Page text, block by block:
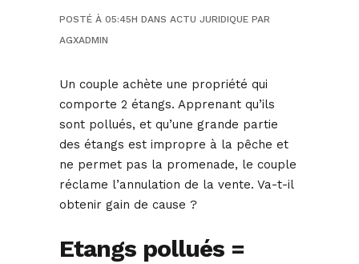
POSTÉ À 05:45H DANS ACTU JURIDIQUE PAR
AGXADMIN
Un couple achète une propriété qui
comporte 2 étangs. Apprenant qu’ils
sont pollués, et qu’une grande partie
des étangs est impropre à la pêche et
ne permet pas la promenade, le couple
réclame l’annulation de la vente. Va-t-il
obtenir gain de cause ?
Etangs pollués =